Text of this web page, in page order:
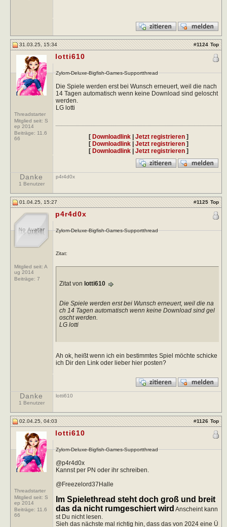
31.03.25, 15:34 #1124 Top
Threadstarter
Mitglied seit: S
ep 2014
Beiträge: 11.6
66
lotti610
Zylom-Deluxe-Bigfish-Games-Supportthread
Die Spiele werden erst bei Wunsch erneuert, weil die nach
14 Tagen automatisch wenn keine Download sind geloscht
werden.
LG lotti
[ Downloadlink| Jetzt registrieren]
[ Downloadlink| Jetzt registrieren]
[ Downloadlink| Jetzt registrieren]
Danke
1 Benutzer
p4r4d0x
01.04.25, 15:27 #1125 Top
Mitglied seit: A
ug 2014
Beiträge: 7
p4r4d0x
Zylom-Deluxe-Bigfish-Games-Supportthread
Zitat:
Zitat von lotti610
Die Spiele werden erst bei Wunsch erneuert, weil die na
ch 14 Tagen automatisch wenn keine Download sind gel
oscht werden.
LG lotti
Ah ok, heißt wenn ich ein bestimmtes Spiel möchte schicke
ich Dir den Link oder lieber hier posten?
Danke
1 Benutzer
lotti610
02.04.25, 04:03 #1126 Top
Threadstarter
Mitglied seit: S
ep 2014
Beiträge: 11.6
66
lotti610
Zylom-Deluxe-Bigfish-Games-Supportthread
@p4r4d0x
Kannst per PN oder ihr schreiben.
@Freezelord37Halle
Im Spielethread steht doch groß und breit
das da nicht rumgeschiert wird Anscheint kann
st Du nicht lesen.
Sieh das nächste mal richtig hin, dass das von 2024 eine Ü